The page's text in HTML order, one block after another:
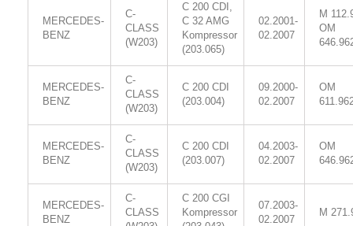
MERCEDES-
BENZ
C-
CLASS
(W203)
C 200 CDI,
C 32 AMG
Kompressor
(203.065)
02.2001-
02.2007
M
OM
MERCEDES-
BENZ
C-
CLASS
(W203)
C 200 CDI
(203.004)
09.2000-
02.2007
OM
MERCEDES-
BENZ
C-
CLASS
(W203)
C 200 CDI
(203.007)
04.2003-
02.2007
OM
MERCEDES-
BENZ
C-
CLASS
C 200 CGI
Kompressor
07.2003-
02.2007
M